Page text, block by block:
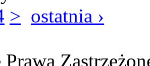
> ostatnia ›